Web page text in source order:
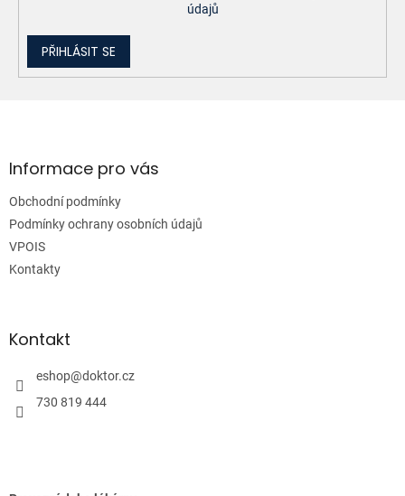
údajů
PŘIHLÁSIT SE
aInformace pro vás
Obchodní podmínky
Podmínky ochrany osobních údajů
VPOIS
Kontakty
Kontakt
eshop@doktor.cz
730 819 444